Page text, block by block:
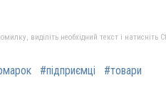
виділіть необхідний текст і натисніть
#підприємці #товари